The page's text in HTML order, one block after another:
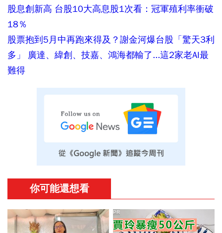
股息創新高 台股10大高息股1次看：冠軍殖利率衝破
18％
股票抱到5月中再跑來得及？謝金河爆台股「驚天3利
多」 廣達、緯創、技嘉、鴻海都輸了...這2家老AI最
難得